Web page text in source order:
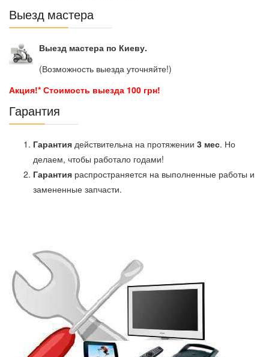
Выезд мастера
Выезд мастера по Киеву.
(Возможность выезда уточняйте!)
Акция!* Стоимость выезда 100 грн!
Гарантия
Гарантия действительна на протяжении 3 мес. Но
делаем, чтобы работало годами!
Гарантия распространяется на выполненные работы и
замененные запчасти.